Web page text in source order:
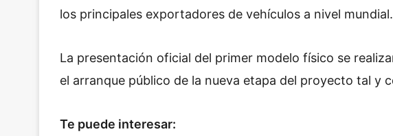
los principales exportadores de vehículos a nivel mundial.
La presentación oficial del primer modelo físico se
el arranque público de la nueva etapa del proyecto tal y
Te puede interesar: